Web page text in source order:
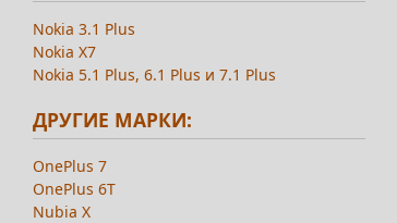
Nokia 3.1 Plus
Nokia X7
Nokia 5.1 Plus, 6.1 Plus и 7.1 Plus
ДРУГИЕ МАРКИ:
OnePlus 7
OnePlus 6T
Nubia X